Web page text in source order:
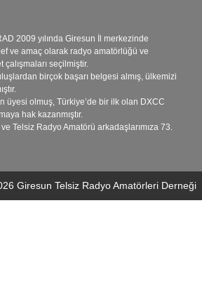
2009 yılında Giresun İl merkezinde
ve amaç olarak radyo amatörlüğü ve
seçilmiştir.
birçok başarı belgesi almış, ülkemizi
üyesi olmuş, Türkiye’de bir ilk olan DXCC
hak kazanmıştır.
Telsiz Radyo Amatörü arkadaşlarımıza 73.
Giresun Telsiz Radyo Amatörleri Derneği